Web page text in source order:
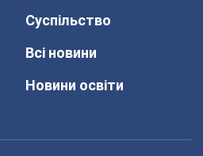
Суспільство
Всі новини
Новини освіти